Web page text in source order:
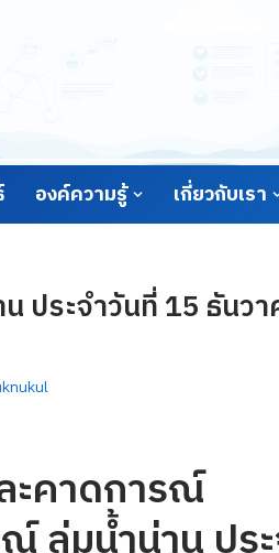
องค์ความรู้ เกี่ยวกับเรา
ประจำวันที่ 15 ธันว
ะคาดการณ์